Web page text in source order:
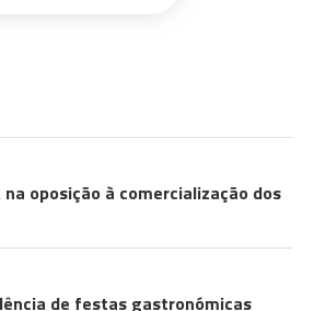
na oposição à comercialização dos
de festas gastronómicas